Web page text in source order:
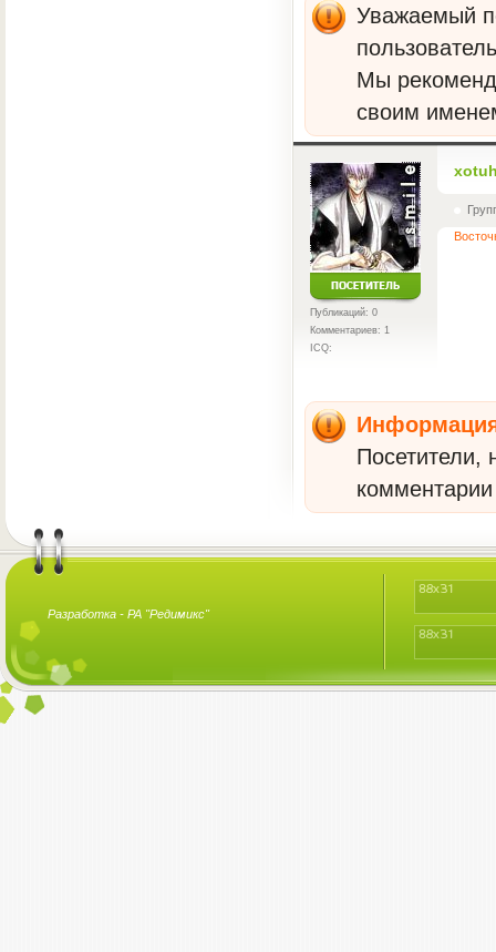
Уважаемый
Мы
своим
Публикаций: 0
Комментариев: 1
ICQ:
Посетители,
Разработка - РА "Редимикс"